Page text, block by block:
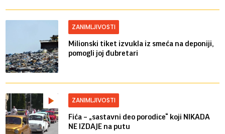
ZANIMLJIVOSTI
Milionski tiket izvukla iz smeća na deponiji,
pomogli joj đubretari
ZANIMLJIVOSTI
Fića – „sastavni deo porodice“ koji NIKADA
NE IZDAJE na putu